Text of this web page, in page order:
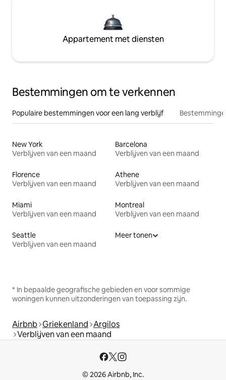
Appartement met diensten
Bestemmingen om te verkennen
Populaire bestemmingen voor een lang verblijf
New York
Verblijven van een maand
Barcelona
Verblijven van een maand
Florence
Verblijven van een maand
Athene
Verblijven van een maand
Miami
Verblijven van een maand
Montreal
Verblijven van een maand
Seattle
Verblijven van een maand
Meer tonen
* In bepaalde geografische gebieden en voor sommige
woningen kunnen uitzonderingen van toepassing zijn.
Airbnb Griekenland Argilos
Verblijven van een maand
© 2026 Airbnb, Inc.